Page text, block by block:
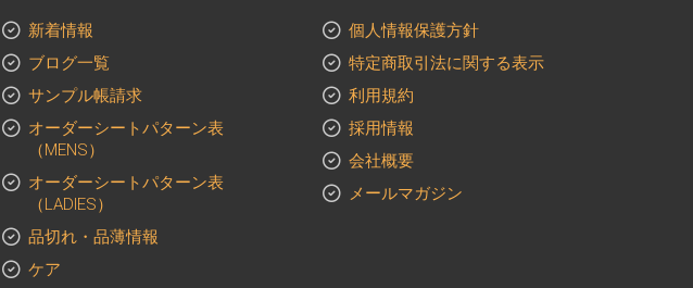
新着情報
ブログ一覧
サンプル帳請求
オーダーシートパターン表
（MENS）
オーダーシートパターン表
（LADIES）
品切れ・品薄情報
ケア
個人情報保護方針
特定商取引法に関する表示
利用規約
採用情報
会社概要
メールマガジン